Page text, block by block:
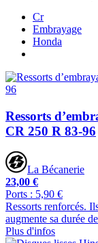
Cr
Embrayage
Honda
Ressorts
CR 250 R 83-96
La Bécanerie
23,00 €
Ports : 5,90 €
Ressorts renforcés.
augmente sa durée
Plus d'infos